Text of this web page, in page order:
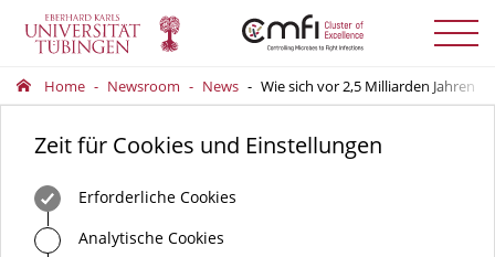
Menü
Home Newsroom News Wie sich vor 2,5 Milliarden Jahren
Zeit für Cookies und Einstellungen
Erforderliche Cookies
Analytische Cookies